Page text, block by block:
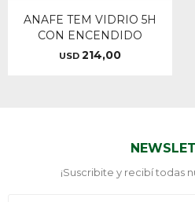
ANAFE TEM VIDRIO 5H
CON ENCENDIDO
USD 214,00
¡Suscribite y recibí todas